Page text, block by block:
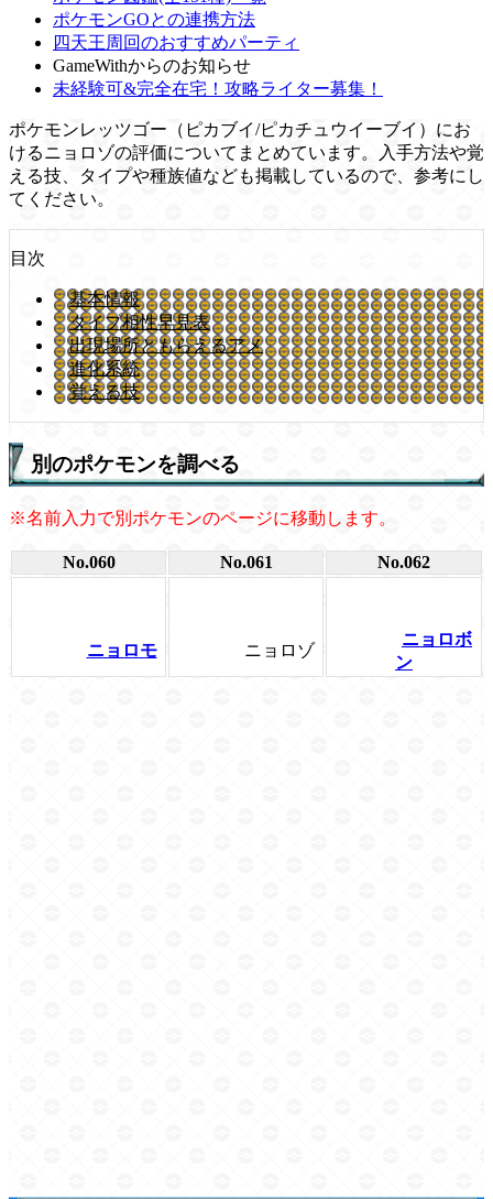
ポケモンGOとの連携方法
四天王周回のおすすめパーティ
GameWithからのお知らせ
未経験可&完全在宅！攻略ライター募集！
ポケモンレッツゴー（ピカブイ/ピカチュウイーブイ）にお
けるニョロゾの評価についてまとめています。入手方法や覚
える技、タイプや種族値なども掲載しているので、参考にし
てください。
目次
基本情報
タイプ相性早見表
出現場所ともらえるアメ
進化系統
覚える技
別のポケモンを調べる
※名前入力で別ポケモンのページに移動します。
No.060 No.061 No.062
ニョロモ ニョロゾ
ニョロボ
ン